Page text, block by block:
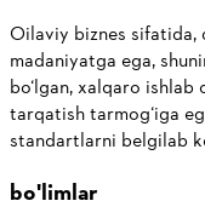
Oilaviy biznes
madaniyatga ega,
bo‘lgan, xalqaro ishlab
tarqatish tarmog‘iga
standartlarni belgilab
bo'limlar